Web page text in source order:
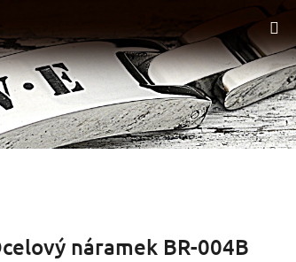
náramek BR-004B